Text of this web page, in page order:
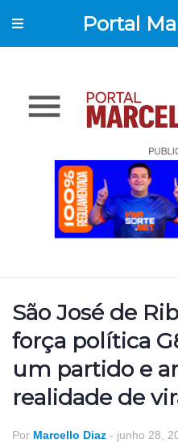
Portal
São José de
força política
um partido e
realidade de
Por Marcello Diaz - junho 28,